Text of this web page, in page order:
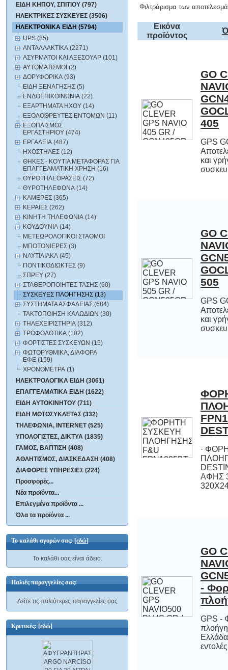
ΕΙΔΗ ΚΗΠΟΥ, ΣΠΙΤΙΟΥ (797)
ΗΛΕΚΤΡΙΚΕΣ ΣΥΣΚΕΥΕΣ (3506)
ΗΛΕΚΤΡΟΝΙΚΑ ΕΙΔΗ (5794)
UPS (85)
ΑΝΤΑΛΛΑΚΤΙΚΑ (2271)
ΑΣΥΡΜΑΤΟΙ ΚΑΙ ΑΞΕΣΟΥΑΡ (101)
ΑΥΤΟΜΑΤΙΣΜΟΙ (2)
ΔΟΡΥΦΟΡΙΚΑ (93)
ΕΙΔΗ ΞΕΝΑΓΗΣΗΣ (5)
ΕΝΔΟΕΠΙΚΟΙΝΩΝΙΑ (22)
ΕΞΑΡΤΗΜΑΤΑ HXOY (14)
ΕΞΟΛΟΘΡΕΥΤΕΣ ΕΝΤΟΜΩΝ (11)
ΕΞΟΠΛΙΣΜΟΣ
ΕΡΓΑΣΤΗΡΙΟΥ (474)
ΕΡΓΑΛΕΙΑ (487)
ΗΧΟΣΤΗΛΕΣ (12)
ΘΗΚΕΣ - ΚΟΥΤΙΑ ΜΕΤΑΦΟΡΑΣ ΓΙΑ
ΕΠΑΓΓΕΛΜΑΤΙΚΗ ΧΡΗΣΗ (16)
ΘΥΡΟΤΗΛΕΟΡΑΣΕΙΣ (72)
ΘΥΡΟΤΗΛΕΦΩΝΑ (14)
ΚΑΜΕΡΕΣ (365)
ΚΕΡΑΙΕΣ (262)
ΚΙΝΗΤΗ ΤΗΛΕΦΩΝΙΑ (14)
ΚΟΥΔΟΥΝΙΑ (14)
ΜΕΤΕΩΡΟΛΟΓΙΚΟΙ ΣΤΑΘΜΟΙ
ΜΠΟΤΟΝΙΕΡΕΣ (3)
ΝΑΥΤΙΛΙΑΚΑ (45)
ΠΟΝΤΙΚΟΔΙΩΚΤΕΣ (9)
ΣΠΡΕΥ (27)
ΣΤΑΘΕΡΟΠΟΙΗΤΕΣ ΤΑΣΗΣ (60)
ΣΥΣΚΕΥΕΣ ΠΛΟΗΓΗΣΗΣ (13)
ΣΥΣΤΗΜΑΤΑ ΑΣΦΑΛΕΙΑΣ (684)
ΤΑΚΤΟΠΟΙΗΣΗ ΚΑΛΩΔΙΩΝ (30)
ΤΗΛΕΧΕΙΡΙΣΤΗΡΙΑ (312)
ΤΡΟΦΟΔΟΤΙΚΑ (102)
ΦΟΡΤΙΣΤΕΣ ΣΥΣΚΕΥΩΝ (15)
ΦΩΤΟΡΥΘΜΙΚΑ, ΔΙΑΦΟΡΑ
ΕΦΕ (159)
ΧΡΟΝΟΜΕΤΡΑ (1)
ΗΛΕΚΤΡΟΛΟΓΙΚΑ ΕΙΔΗ (3061)
ΕΠΑΓΓΕΛΜΑΤΙΚΑ ΕΙΔΗ (1622)
ΕΙΔΗ ΑΥΤΟΚΙΝΗΤΟΥ (711)
ΕΙΔΗ ΜΟΤΟΣΥΚΛΕΤΑΣ (332)
ΤΗΛΕΦΩΝΙΑ, INTERNET (525)
ΥΠΟΛΟΓΙΣΤΕΣ, ΔΙΚΤΥΑ (1835)
ΓΑΜΟΣ, ΒΑΠΤΙΣΗ (408)
ΑΘΛΗΤΙΣΜΟΣ, ΔΙΑΣΚΕΔΑΣΗ (408)
ΔΙΑΦΟΡΕΣ ΥΠΗΡΕΣΙΕΣ (224)
Προσφορές...
Νέα προϊόντα...
Επιλεγμένα προϊόντα ...
Όλα τα προϊόντα ...
Το καλάθι αγορών σας:[εδώ]
Το καλάθι σας είναι άδειο.
Παλιές παραγγελίες σας:
Δείτε τις παλιότερες παραγγελίες σας
Κριτικές:[εδώ]
Φιλτράρισμα των
Εικόνα
προϊόντος
GO
405
GPS
και
GO
505
GPS
και
·
ΑΦΗΣ
GO
-
GPS -